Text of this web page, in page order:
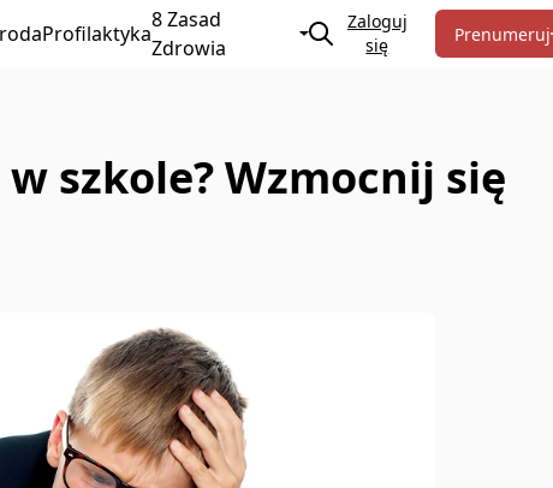
Profilaktyka
8 Zasad
Zdrowia
Zaloguj
się
Prenumeruj
szkole? Wzmocnij się